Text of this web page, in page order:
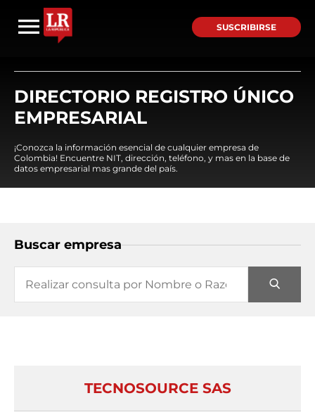
SUSCRIBIRSE
DIRECTORIO REGISTRO ÚNICO
EMPRESARIAL
¡Conozca la información esencial de cualquier empresa de
Colombia! Encuentre NIT, dirección, teléfono, y mas en la base de
datos empresarial mas grande del país.
Buscar empresa
TECNOSOURCE SAS